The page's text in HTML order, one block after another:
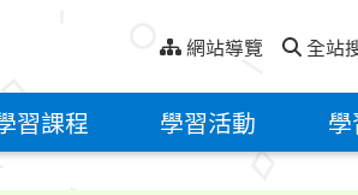
網站導覽 全站
習課程 學習活動